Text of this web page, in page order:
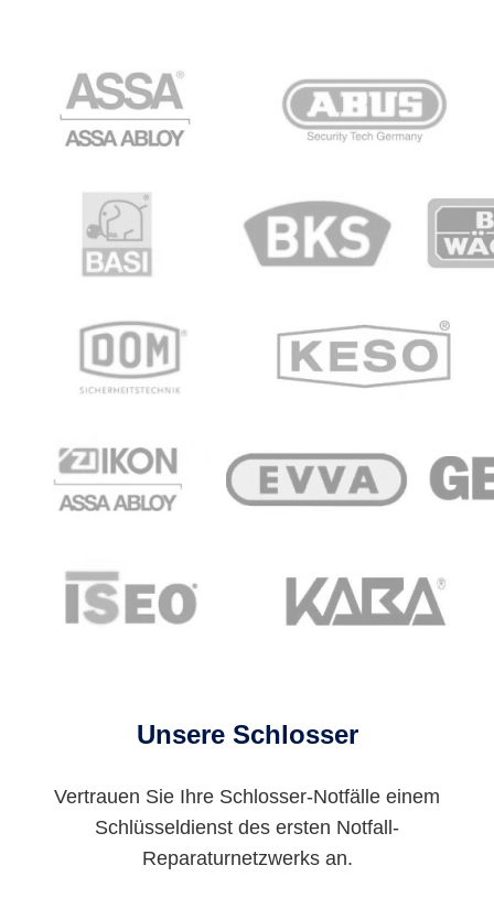
Unsere Schlosser
Vertrauen Sie Ihre Schlosser-Notfälle einem
Schlüsseldienst des ersten Notfall-
Reparaturnetzwerks an.